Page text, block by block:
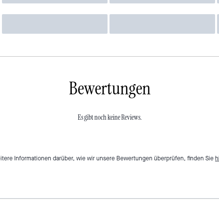
Bewertungen
Es gibt noch keine Reviews.
Informationen darüber, wie wir unsere Bewertungen überprüfen, finden Sie